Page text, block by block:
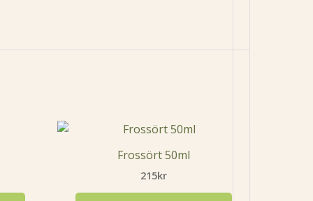
Frossört 50ml
215kr